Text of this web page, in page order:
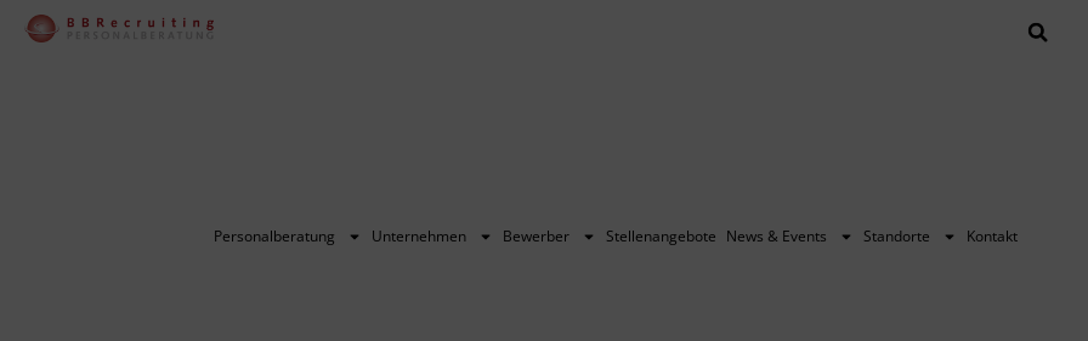
Personalberatung Unternehmen Bewerber Stellenangebote News & Events Standorte Kontakt